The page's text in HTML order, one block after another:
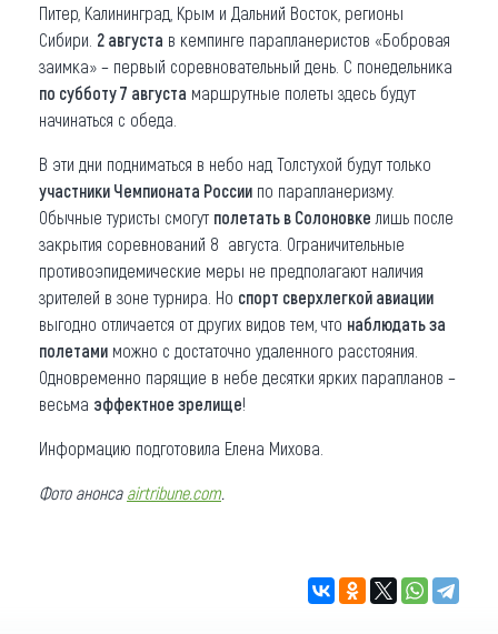
Питер, Калининград, Крым и Дальний Восток, регионы
Сибири. 2 августа в кемпинге парапланеристов «Бобровая
заимка» – первый соревновательный день. С понедельника
по субботу 7 августа маршрутные полеты здесь будут
начинаться с обеда.
В эти дни подниматься в небо над Толстухой будут только
участники Чемпионата России по парапланеризму.
Обычные туристы смогут полетать в Солоновке лишь после
закрытия соревнований 8 августа. Ограничительные
противоэпидемические меры не предполагают наличия
зрителей в зоне турнира. Но спорт сверхлегкой авиации
выгодно отличается от других видов тем, что наблюдать за
полетами можно с достаточно удаленного расстояния.
Одновременно парящие в небе десятки ярких парапланов –
весьма эффектное зрелище!
Информацию подготовила Елена Михова.
Фото анонса airtribune.com